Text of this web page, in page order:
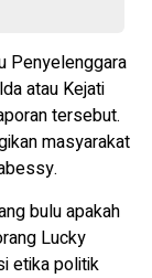
Penyelenggara
atau Kejati
tersebut.
masyarakat
bulu apakah
Lucky
etika politik